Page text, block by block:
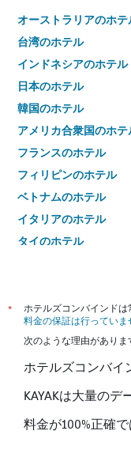
オーストラリアのホテ
台湾のホテル
インドネシアのホテル
日本のホテル
韓国のホテル
アメリカ合衆国のホテ
フランスのホテル
フィリピンのホテル
ベトナムのホテル
イタリアのホテル
タイのホテル
*
ホテルズコンバインドは
料金の保証は行っていま
次のような理由がありま
ホテルズコンバイ
KAYAKは大量のデ
料金が100%正確